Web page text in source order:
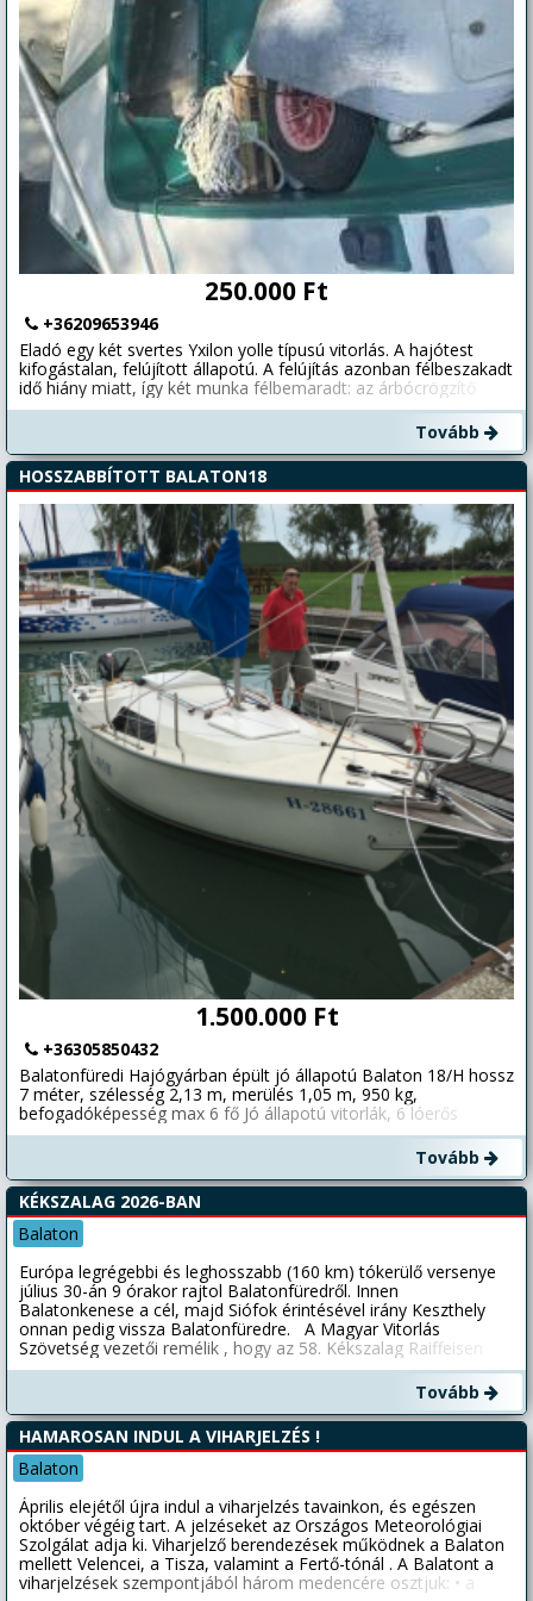
250.000 Ft
+36209653946
Eladó egy két svertes Yxilon yolle típusú vitorlás. A hajótest
kifogástalan, felújított állapotú. A felújítás azonban félbeszakadt
idő hiány miatt, így két munka félbemaradt: az árbócrögzítő
javítása valamint az egyik svert hiányzik. A felújítás kb. 3 éve
megszakadt, azóta a hajó letakarva, szárazon áll kocsin. A
sójakocsit is adjuk hozzá ami szintén fel lett újítva. 3 vitorlát
tudunk hozzá biztosítani. Biztosítjuk az eredeti hajó levelet,
tervrajzokat. Stabil, megbízható klasszikus hajó, ideális
túrázáshoz vagy gyakorláshoz. Egy svert hiányzik, az ár ennek
megfelelő.
Tovább
HOSSZABBÍTOTT BALATON18
1.500.000 Ft
+36305850432
Balatonfüredi Hajógyárban épült jó állapotú Balaton 18/H hossz
7 méter, szélesség 2,13 m, merülés 1,05 m, 950 kg,
befogadóképesség max 6 fő Jó állapotú vitorlák, 6 lóerős
négyütemű Yamaha motor, tároló kocsi (nem rendszámos),
2028-ig érvényes hajólevél Tavaly még használatban volt,
jelenleg parton tárolva Alsóörsön, azonnal hajózható
Tovább
KÉKSZALAG 2026-BAN
Balaton
Európa legrégebbi és leghosszabb (160 km) tókerülő versenye
július 30-án 9 órakor rajtol Balatonfüredről. Innen
Balatonkenese a cél, majd Siófok érintésével irány Keszthely
onnan pedig vissza Balatonfüredre. A Magyar Vitorlás
Szövetség vezetői remélik , hogy az 58. Kékszalag Raiffeisen
Nagydíjon idén is 500-600 hajó vesz majd részt. A táv
légvonalban mérve 155 km. A szabályok szerint 48 óra alatt kell
a vitorlázóknak teljesíteni a távot. A verseny célja a sport
mellett, a balatoni vendéglátás és a vitorlás turizmus további
fejlesztése és népszerűsítése. Egy kis töri. Az első Kékszalagot
1934-ben rendezték. Nevét a leggyorsabb tengeri vitorlás
árbócán viselt kék szalagról kapta, mely hagyományt később
átvették a gőzösök is. Ezután az európai nagy tavi versenyek
győztese is árbóc csúcsára köthette a leggyorsabbnak járó
elismerést jelképező szalagot. Az utóbbi években már több mint
500 vitorlás indult el a versenyen. A rendezők örömmel várják az
érdeklődőket a füredi rajthoz, ahol szemet gyönyörködtető
látvány fogadja őket reggel 9 órától. Felejthetetlen élmény nyújt
Tovább
HAMAROSAN INDUL A VIHARJELZÉS !
Balaton
Április elejétől újra indul a viharjelzés tavainkon, és egészen
október végéig tart. A jelzéseket az Országos Meteorológiai
Szolgálat adja ki. Viharjelző berendezések működnek a Balaton
mellett Velencei, a Tisza, valamint a Fertő-tónál . A Balatont a
viharjelzések szempontjából három medencére osztjuk: • a